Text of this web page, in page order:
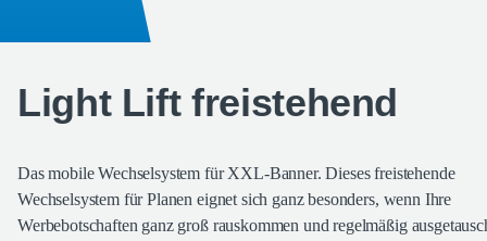
Light Lift freistehend
Das mobile Wechselsystem für XXL-Banner. Dieses freistehende
Wechselsystem für Planen eignet sich ganz besonders, wenn Ihre
Werbebotschaften ganz groß rauskommen und regelmäßig